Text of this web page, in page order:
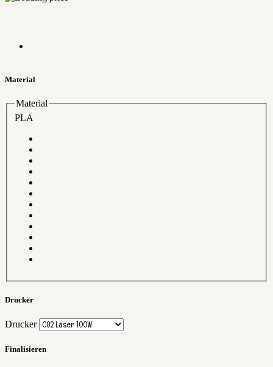
Material
Material
PLA
Drucker
Drucker
Finalisieren